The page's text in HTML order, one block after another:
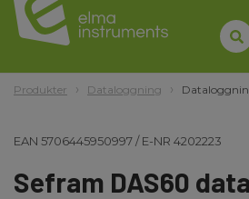
Produkter Dataloggning
EAN 5706445950997/E-NR 4202223
Sefram DAS60